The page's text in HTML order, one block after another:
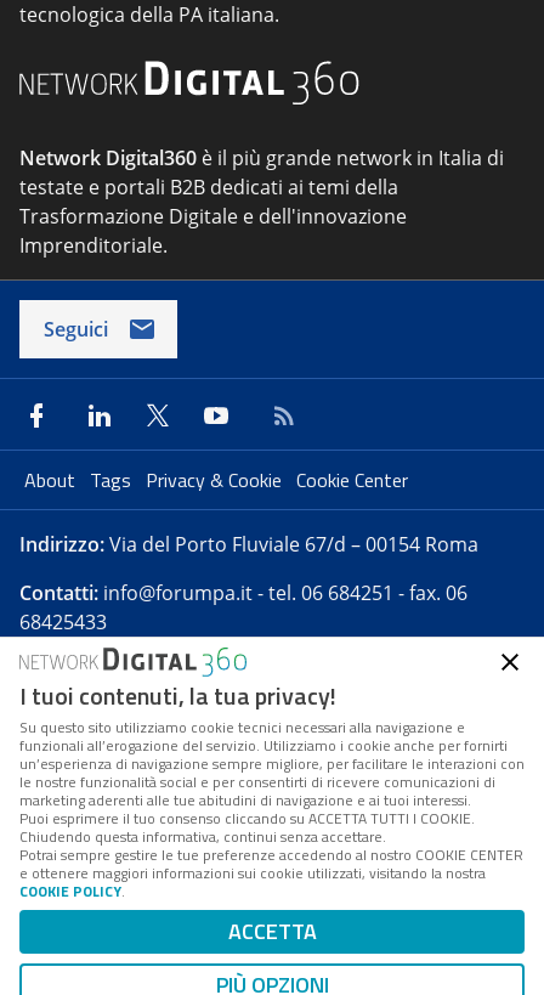
tecnologica della PA italiana.
Network Digital360 è il più grande network in Italia di
testate e portali B2B dedicati ai temi della
Trasformazione Digitale e dell'innovazione
Imprenditoriale.
Seguici
About Tags Privacy & Cookie Cookie Center
Indirizzo:Via del Porto Fluviale 67/d – 00154 Roma
Contatti: info@forumpa.it- tel. 06 684251 - fax. 06
68425433
Forumpa.itè una pubblicazione telematica iscritta
presso Registro della stampa del Tribunale di Roma -
Reg. n. 182 del 2 maggio 2008 - Direttore resp. Michela
Stentella
FPA s.r.l. è società soggetta a Direzione e
Coordinamento da parte di Digital360 S.p.A. - FPA s.r.l.
è un'azienda certificata per il sistema di management
Codice Fiscale/Partita IVA n. 10693191008 - R.E.A. Roma
n. 1249791. ISP AWS
Mappa del sito
I tuoi contenuti, la tua privacy!
Su questo sito utilizziamo cookie tecnici necessari alla navigazione e
funzionali all’erogazione del servizio. Utilizziamo i cookie anche per fornirti
un’esperienza di navigazione sempre migliore, per facilitare le interazioni con
le nostre funzionalità social e per consentirti di ricevere comunicazioni di
marketing aderenti alle tue abitudini di navigazione e ai tuoi interessi.
Puoi esprimere il tuo consenso cliccando su ACCETTA TUTTI I COOKIE.
Chiudendo questa informativa, continui senza accettare.
Potrai sempre gestire le tue preferenze accedendo al nostro COOKIE CENTER
e ottenere maggiori informazioni sui cookie utilizzati, visitando la nostra
COOKIE POLICY.
ACCETTA
PIÙ OPZIONI